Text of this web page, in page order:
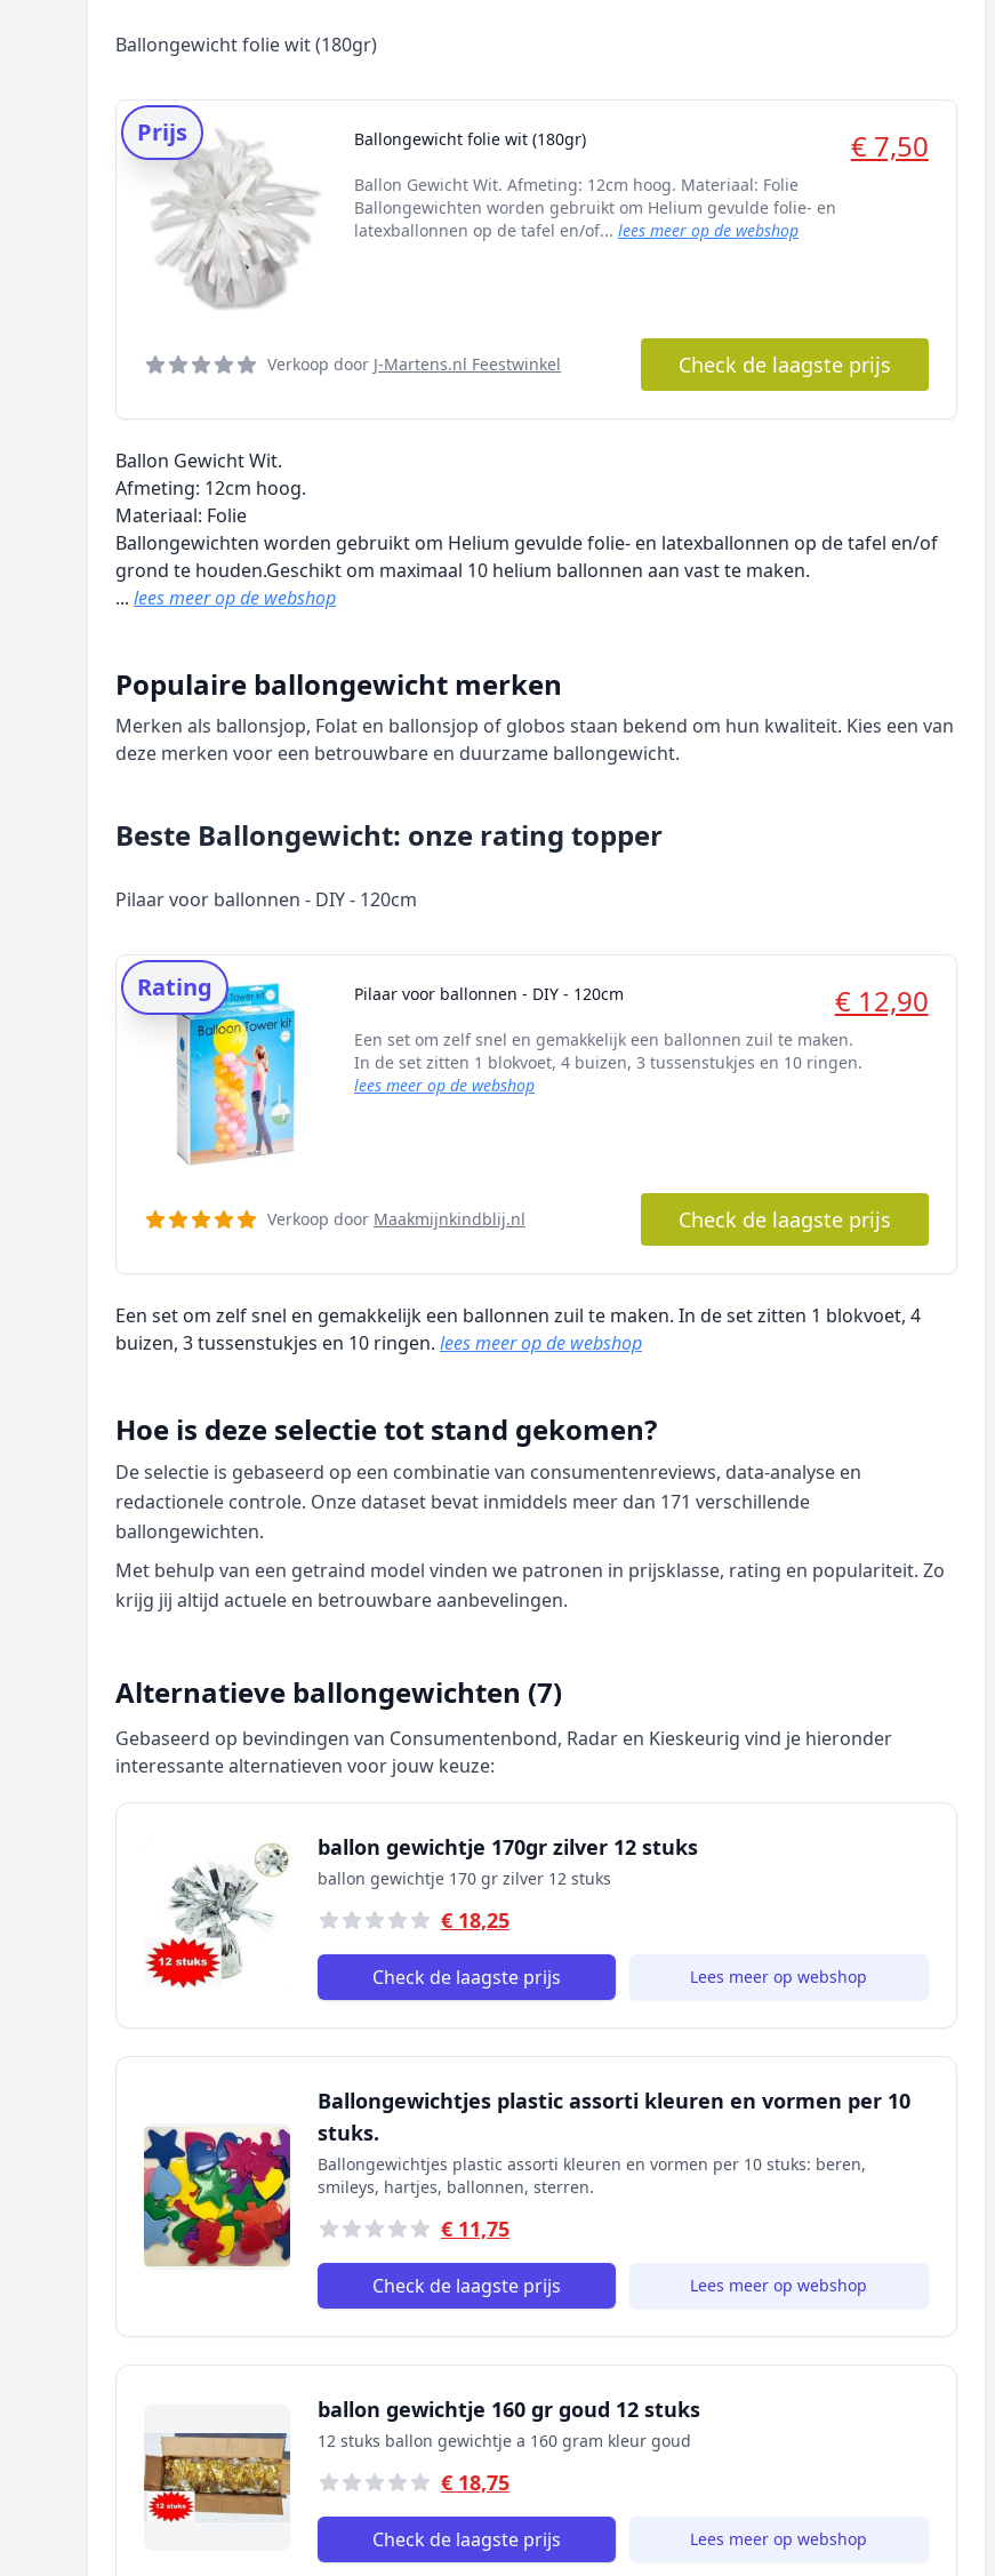
Ballongewicht folie wit (180gr)
Prijs Ballongewicht folie wit (180gr) € 7,50
Ballon Gewicht Wit. Afmeting: 12cm hoog. Materiaal: Folie
Ballongewichten worden gebruikt om Helium gevulde folie- en
latexballonnen op de tafel en/of... lees meer op de webshop
Verkoop door J-Martens.nl Feestwinkel Check de laagste prijs
Ballon Gewicht Wit.
Afmeting: 12cm hoog.
Materiaal: Folie
Ballongewichten worden gebruikt om Helium gevulde folie- en latexballonnen op de tafel en/of
grond te houden.Geschikt om maximaal 10 helium ballonnen aan vast te maken.
... lees meer op de webshop
Populaire ballongewicht merken
Merken als ballonsjop, Folat en ballonsjop of globos staan bekend om hun kwaliteit. Kies een van
deze merken voor een betrouwbare en duurzame ballongewicht.
Beste Ballongewicht: onze rating topper
Pilaar voor ballonnen - DIY - 120cm
Rating Pilaar voor ballonnen - DIY - 120cm € 12,90
Een set om zelf snel en gemakkelijk een ballonnen zuil te maken.
In de set zitten 1 blokvoet, 4 buizen, 3 tussenstukjes en 10 ringen.
lees meer op de webshop
Verkoop door Maakmijnkindblij.nl Check de laagste prijs
Een set om zelf snel en gemakkelijk een ballonnen zuil te maken. In de set zitten 1 blokvoet, 4
buizen, 3 tussenstukjes en 10 ringen. lees meer op de webshop
Hoe is deze selectie tot stand gekomen?
De selectie is gebaseerd op een combinatie van consumentenreviews, data‑analyse en
redactionele controle. Onze dataset bevat inmiddels meer dan 171 verschillende
ballongewichten.
Met behulp van een getraind model vinden we patronen in prijsklasse, rating en populariteit. Zo
krijg jij altijd actuele en betrouwbare aanbevelingen.
Alternatieve ballongewichten (7)
Gebaseerd op bevindingen van Consumentenbond, Radar en Kieskeurig vind je hieronder
interessante alternatieven voor jouw keuze:
ballon gewichtje 170gr zilver 12 stuks
ballon gewichtje 170 gr zilver 12 stuks
€ 18,25
Check de laagste prijs Lees meer op webshop
Ballongewichtjes plastic assorti kleuren en vormen per 10
stuks.
Ballongewichtjes plastic assorti kleuren en vormen per 10 stuks: beren,
smileys, hartjes, ballonnen, sterren.
€ 11,75
Check de laagste prijs Lees meer op webshop
ballon gewichtje 160 gr goud 12 stuks
12 stuks ballon gewichtje a 160 gram kleur goud
€ 18,75
Check de laagste prijs Lees meer op webshop